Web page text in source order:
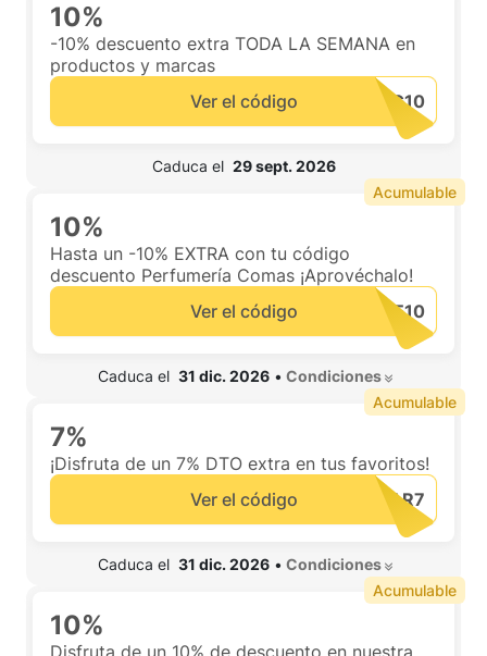
10%
-10% descuento extra TODA LA SEMANA en
productos y marcas
Ver el código
Caduca el 29 sept. 2026
10%
Hasta un -10% EXTRA con tu código
descuento Perfumería Comas ¡Aprovéchalo!
Ver el código
Caduca el 31 dic. 2026 • Condiciones
Acumulable
7%
¡Disfruta de un 7% DTO extra en tus favoritos!
Ver el código
Caduca el 31 dic. 2026 • Condiciones
Acumulable
10%
Disfruta de un 10% de descuento en nuestra
Acumulable